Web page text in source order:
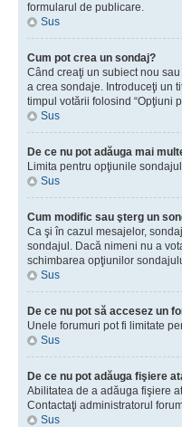
formularul de publicare.
Sus
Cum pot crea un sondaj?
Când creaţi un subiect nou
a crea sondaje. Introduceţi un
timpul votării folosind “Opţiuni
Sus
De ce nu pot adăuga mai
Limita pentru opţiunile
Sus
Cum modific sau şterg un
Ca şi în cazul mesajelor,
sondajul. Dacă nimeni nu a
schimbarea opţiunilor
Sus
De ce nu pot să accesez un
Unele forumuri pot fi limitate
Sus
De ce nu pot adăuga fişiere
Abilitatea de a adăuga fişiere
Contactaţi administratorul
Sus